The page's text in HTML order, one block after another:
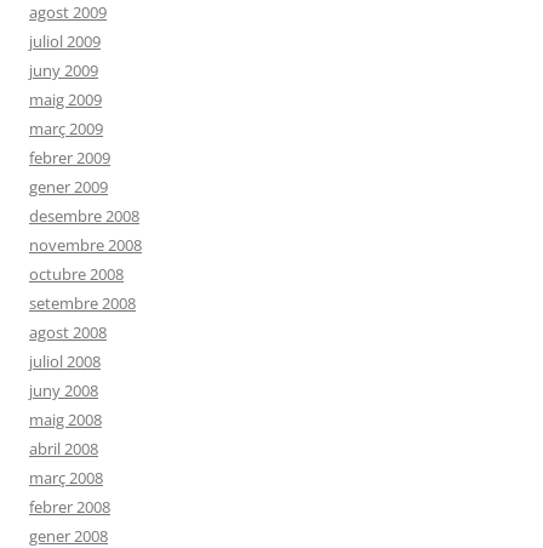
agost 2009
juliol 2009
juny 2009
maig 2009
març 2009
febrer 2009
gener 2009
desembre 2008
novembre 2008
octubre 2008
setembre 2008
agost 2008
juliol 2008
juny 2008
maig 2008
abril 2008
març 2008
febrer 2008
gener 2008